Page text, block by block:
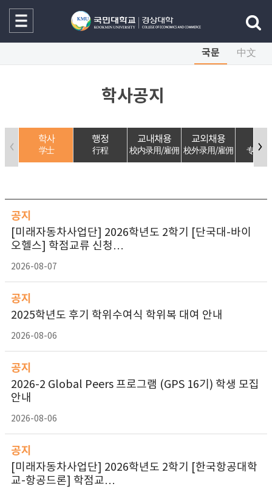
국문 中文
학사공지
학사
学士
행정
行程
교내채용
校内录用/雇佣
교외채용
校外录用/雇佣 专题讲
공지
[미래자동차사업단] 2026학년도 2학기 [단국대-바이
오헬스] 학점교류 신청…
2026-08-07
공지
2025학년도 후기 학위수여식 학위복 대여 안내
2026-08-06
공지
2026-2 Global Peers 프로그램 (GPS 16기) 학생 모집
안내
2026-08-06
공지
[미래자동차사업단] 2026학년도 2학기 [한국항공대학
교-항공드론] 학점교…